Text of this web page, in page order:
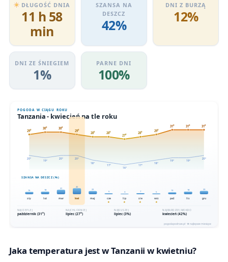
DŁUGOŚĆ DNIA
11 h 58
min
SZANSA NA
DESZCZ
42%
DNI Z BURZĄ
12%
DNI ZE ŚNIEGIEM
1%
PARNE DNI
100%
Jaka temperatura jest w Tanzanii w kwietniu?